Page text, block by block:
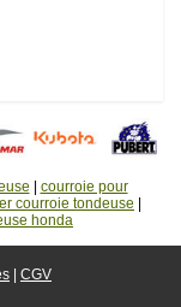
| courroie pour
courroie tondeuse |
honda
| CGV